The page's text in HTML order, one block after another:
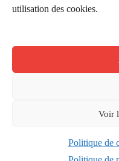
utilisation des cookies.
Voir
Politique de